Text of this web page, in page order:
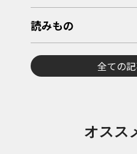
読みもの
全ての
オスス